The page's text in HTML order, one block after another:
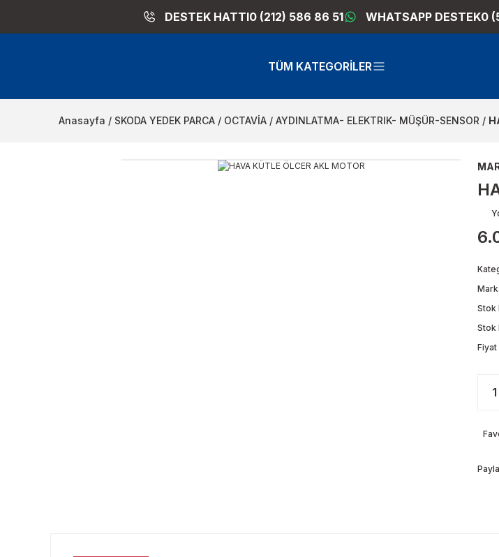
DESTEK HATTI0 (212) 586 86 51 WHATSAPP DESTEK0
TÜM KATEGORİLER
Anasayfa SKODA YEDEK PARCA OCTAVİA AYDINLATMA- ELEKTRIK- MÜŞÜR-SENSOR
Stok
Stok
Fiyat